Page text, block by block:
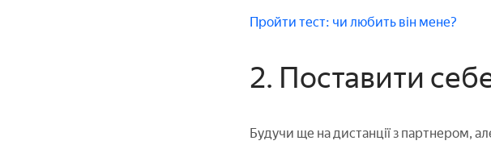
Пройти тест: чи любить він мене?
2. Поставити
Будучи ще на дистанції з партнером,